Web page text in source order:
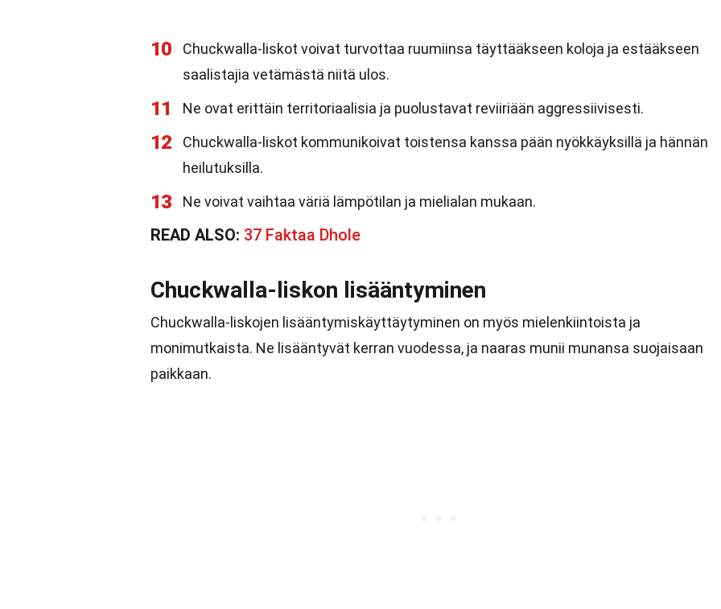
10
Chuckwalla-liskot voivat turvottaa ruumiinsa täyttääkseen koloja ja estääkseen
saalistajia vetämästä niitä ulos.
11 Ne ovat erittäin territoriaalisia ja puolustavat reviiriään aggressiivisesti.
12
Chuckwalla-liskot kommunikoivat toistensa kanssa pään nyökkäyksillä ja hännän
heilutuksilla.
13 Ne voivat vaihtaa väriä lämpötilan ja mielialan mukaan.
READ ALSO: 37 Faktaa Dhole
Chuckwalla-liskon lisääntyminen
Chuckwalla-liskojen lisääntymiskäyttäytyminen on myös mielenkiintoista ja
monimutkaista. Ne lisääntyvät kerran vuodessa, ja naaras munii munansa suojaisaan
paikkaan.